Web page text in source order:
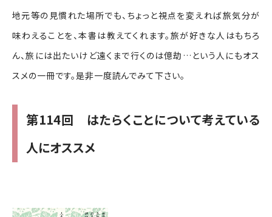
地元等の見慣れた場所でも、ちょっと視点を変えれば旅気分が
味わえることを、本書は教えてくれます。旅が好きな人はもちろ
ん、旅には出たいけど遠くまで行くのは億劫…という人にもオス
スメの一冊です。是非一度読んでみて下さい。
第114回 はたらくことについて考えている
人にオススメ